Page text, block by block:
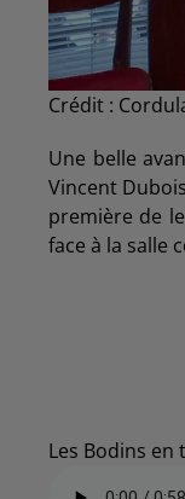
Crédit :
Une belle
Vincent
première de
face à la salle
Les Bodins en